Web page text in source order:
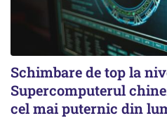
Schimbare de top la
Supercomputerul
cel mai puternic din